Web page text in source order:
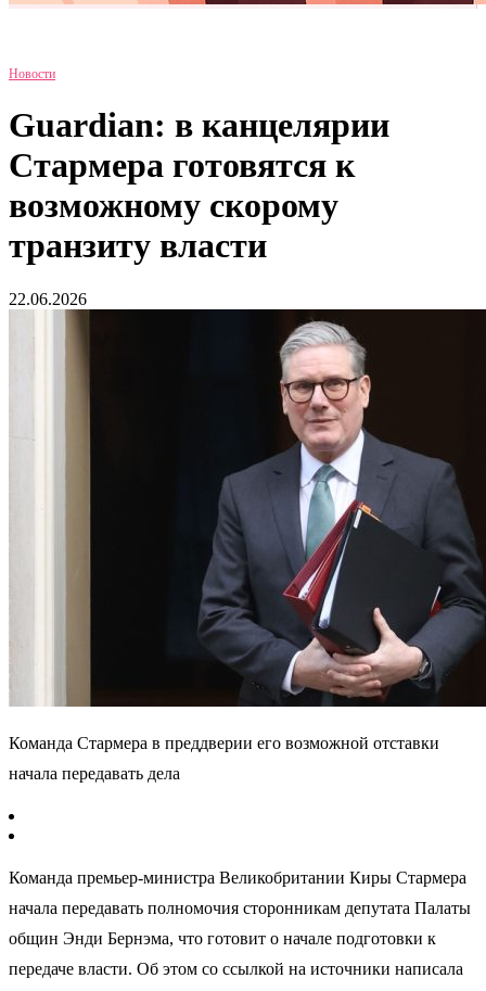
Новости
Guardian: в канцелярии
Стармера готовятся к
возможному скорому
транзиту власти
22.06.2026
Команда Стармера в преддверии его возможной отставки
начала передавать дела
Команда премьер-министра Великобритании Киры Стармера
начала передавать полномочия сторонникам депутата Палаты
общин Энди Бернэма, что готовит о начале подготовки к
передаче власти. Об этом со ссылкой на источники написала